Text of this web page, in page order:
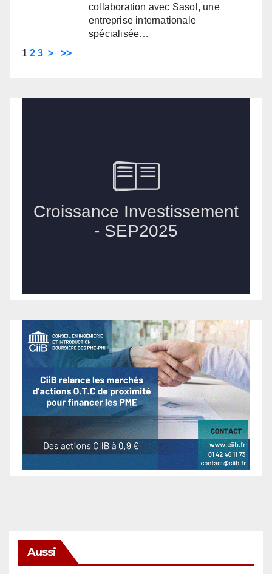
collaboration avec Sasol, une
entreprise internationale
spécialisée…
1 2 3 > >>
Aussi